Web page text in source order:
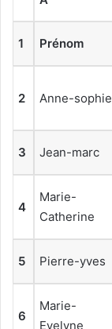
1 Prénom
2 Anne-sophie
3 Jean-marc
4
Marie-
Catherine
5 Pierre-yves
6
Marie-
Evelyne